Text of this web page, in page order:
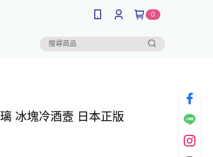
0
冰塊冷酒壼 日本正版